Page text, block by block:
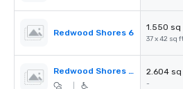
Redwood Shores 6
1.550
37 x 42 sq
Redwood Shores Pre-Function 2.604
-